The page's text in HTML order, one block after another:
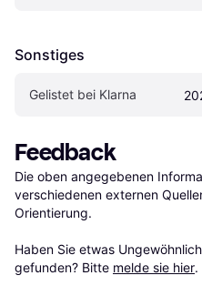
Sonstiges
Gelistet bei Klarna
Feedback
Die oben angegebenen
verschiedenen externen
Orientierung.
Haben Sie etwas
gefunden? Bitte melde sie hier.